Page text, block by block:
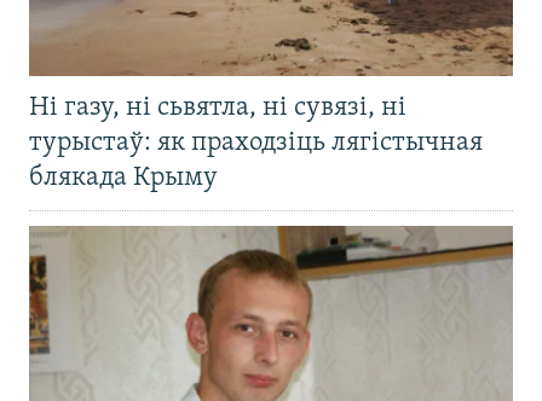
Ні газу, ні сьвятла, ні сувязі, ні
турыстаў: як праходзіць лягістычная
блякада Крыму